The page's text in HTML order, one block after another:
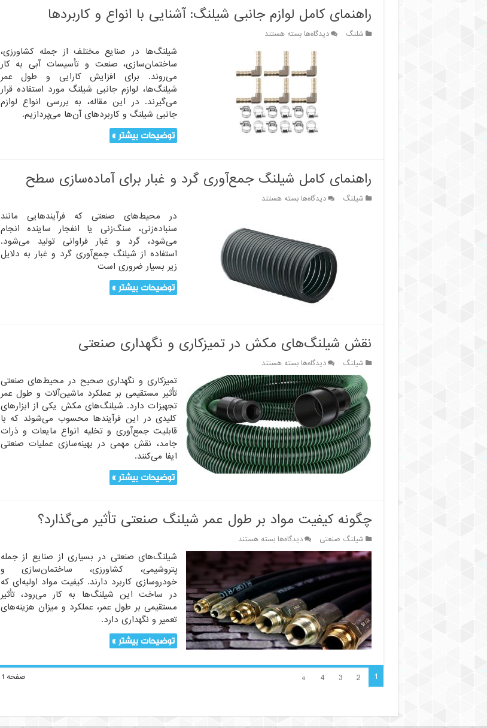
راهنمای کامل لوازم جانبی شیلنگ: آشنایی با انواع و کاربردها
شلنگ دیدگاه‌هابرای
کامل
لوازم
جانبی
شیلنگ:
آشنایی
با
انواع
و
بسته هستند
شیلنگ‌ها در صنایع مختلف از جمله کشاورزی،
ساختمان‌سازی، صنعت و تأسیسات آبی به کار
می‌روند. برای افزایش کارایی و طول عمر
شیلنگ‌ها، لوازم جانبی شیلنگ مورد استفاده قرار
می‌گیرند. در این مقاله، به بررسی انواع لوازم
جانبی شیلنگ و کاربردهای آن‌ها می‌پردازیم.
توضیحات بیشتر »
راهنمای کامل شیلنگ جمع‌آوری گرد و غبار برای آماده‌سازی سطح
شیلنگ دیدگاه‌هابرای
جمع‌آوری
گرد
و
غبار
برای
آماده‌سازی
بسته هستند
در محیط‌های صنعتی که فرآیندهایی مانند
سنباده‌زنی، سنگ‌زنی یا انفجار ساینده انجام
می‌شود، گرد و غبار فراوانی تولید می‌شود.
استفاده از شیلنگ جمع‌آوری گرد و غبار به دلایل
زیر بسیار ضروری است
توضیحات بیشتر »
نقش شیلنگ‌های مکش در تمیزکاری و نگهداری صنعتی
شیلنگ دیدگاه‌هابرای
نقش
شیلنگ‌های
مکش
در
تمیزکاری
و
نگهداری
صنعتی
بسته هستند
تمیزکاری و نگهداری صحیح در محیط‌های صنعتی
تأثیر مستقیمی بر عملکرد ماشین‌آلات و طول عمر
تجهیزات دارد. شیلنگ‌های مکش یکی از ابزارهای
کلیدی در این فرآیندها محسوب می‌شوند که با
قابلیت جمع‌آوری و تخلیه انواع مایعات و ذرات
جامد، نقش مهمی در بهینه‌سازی عملیات صنعتی
ایفا می‌کنند.
توضیحات بیشتر »
چگونه کیفیت مواد بر طول عمر شیلنگ صنعتی تأثیر می‌گذارد؟
شیلنگ صنعتی دیدگاه‌هابرای
چگونه
مواد
بر
طول
عمر
شیلنگ
صنعتی
تأثیر
می‌گذارد؟
بسته هستند
شیلنگ‌های صنعتی در بسیاری از صنایع از جمله
پتروشیمی، کشاورزی، ساختمان‌سازی و
خودروسازی کاربرد دارند. کیفیت مواد اولیه‌ای که
در ساخت این شیلنگ‌ها به کار می‌رود، تأثیر
مستقیمی بر طول عمر، عملکرد و میزان هزینه‌های
تعمیر و نگهداری دارد.
توضیحات بیشتر »
صفحه 1 از 4 1
2
3
4
»